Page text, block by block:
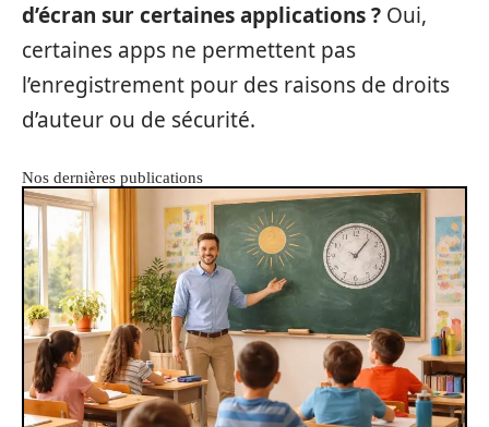
d’écran sur certaines applications ? Oui,
certaines apps ne permettent pas
l’enregistrement pour des raisons de droits
d’auteur ou de sécurité.
Nos dernières publications